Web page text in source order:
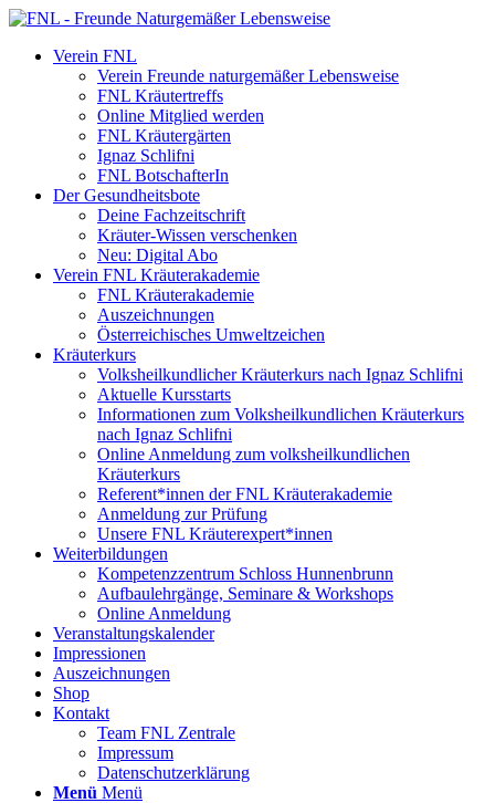
Verein FNL
Verein Freunde naturgemäßer Lebensweise
FNL Kräutertreffs
Online Mitglied werden
FNL Kräutergärten
Ignaz Schlifni
FNL BotschafterIn
Der Gesundheitsbote
Deine Fachzeitschrift
Kräuter-Wissen verschenken
Neu: Digital Abo
Verein FNL Kräuterakademie
FNL Kräuterakademie
Auszeichnungen
Österreichisches Umweltzeichen
Kräuterkurs
Volksheilkundlicher Kräuterkurs nach Ignaz Schlifni
Aktuelle Kursstarts
Informationen zum Volksheilkundlichen Kräuterkurs
nach Ignaz Schlifni
Online Anmeldung zum volksheilkundlichen
Kräuterkurs
Referent*innen der FNL Kräuterakademie
Anmeldung zur Prüfung
Unsere FNL Kräuterexpert*innen
Weiterbildungen
Kompetenzzentrum Schloss Hunnenbrunn
Aufbaulehrgänge, Seminare & Workshops
Online Anmeldung
Veranstaltungskalender
Impressionen
Auszeichnungen
Shop
Kontakt
Team FNL Zentrale
Impressum
Datenschutzerklärung
Menü Menü